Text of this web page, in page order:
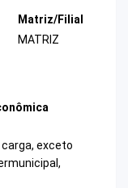
Matriz/Filial
MATRIZ
exceto